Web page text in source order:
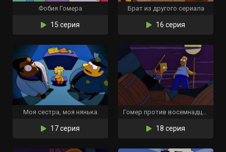
Фобия Гомера
15 серия
Брат из другого сериала
16 серия
Моя сестра, моя нянька
17 серия
Гомер против восемнадцатой поправки
18 серия